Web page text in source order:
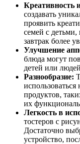
Креативность
создавать
проявить
семей с детьми,
завтрак более
Улучшение
блюда могут
детей или
Разнообразие:
продуктов,
их
Легкость в
тостеров с
Достаточно
устройство,